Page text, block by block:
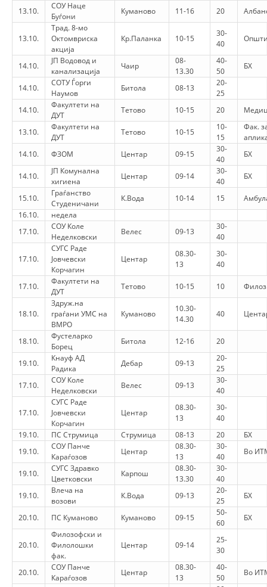
VEPRIMTARI
DORACAKË
STRATEGJI
MATERIAL EDUKATIVO INFORMATIV
BROCHURES
PRESENTATIONS
13.10.
СОУ Наце
Буѓони
Куманово 11-16 20
13.10.
Трад. 8-мо
Октомвриска
акција
Кр.Паланка 10-15
30-
40
14.10.
ЈП Водовод и
канализација
Чаир
08-
13.30
40-
50
БХ
14.10.
СОТУ Ѓорги
Наумов
Битола 08-13
20-
25
14.10.
Факултети на
ДУТ
Тетово 10-15 20
13.10.
Факултети на
ДУТ
Тетово 10-15
10-
15
Фак.
14.10.
ФЗОМ Центар 09-15
30-
40
БХ
14.10.
ЈП Комунална
хигиена
Центар 09-14
30-
40
БХ
15.10.
Граѓанство
Студеничани
К.Вода 10-14 15
16.10.
недела
17.10.
СОУ Коле
Неделковски
Велес 09-13
30-
40
17.10.
СУГС Раде
Јовчевски
Корчагин
Центар
08.30-
13
30-
40
17.10.
Факултети на
ДУТ
Тетово 10-15 10
18.10.
Здруж.на
граѓани УМС на
ВМРО
Куманово
10.30-
14.30
40
18.10.
Фустеларко
Борец
Битола 12-16 20
19.10.
Кнауф АД
Радика
Дебар 09-13
20-
25
17.10.
СОУ Коле
Неделковски
Велес 09-13
30-
40
17.10.
СУГС Раде
Јовчевски
Корчагин
Центар
08.30-
13
30-
40
19.10.
ПС Струмица Струмица 08-13 20
БХ
19.10.
СОУ Панче
Караѓозов
Центар
08.30-
13
30-
40
Во
19.10.
СУГС Здравко
Цветковски
Карпош
08.30-
13.30
30-
40
19.10.
Влеча на
возови
К.Вода 09-13
20-
25
БХ
20.10. ПС Куманово Куманово 09-15
50-
60
БХ
20.10.
Филозофски и
Филолошки
фак.
Центар 09-14
25-
30
20.10.
СОУ Панче
Караѓозов
Центар
08.30-
13
40-
50
Во